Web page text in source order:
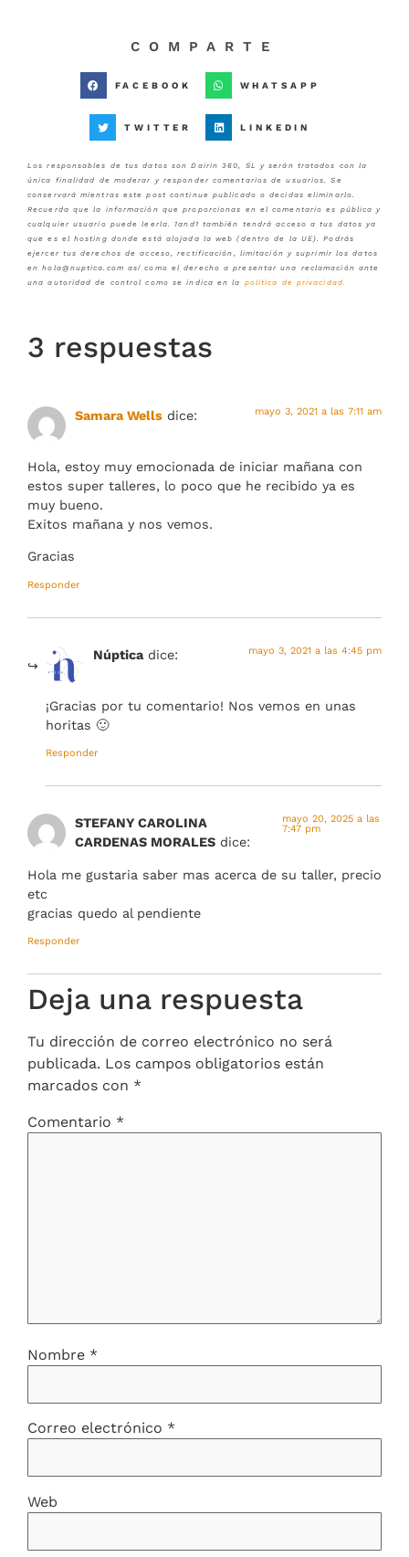
COMPARTE
FACEBOOK WHATSAPP
TWITTER LINKEDIN
Los responsables de tus datos son Dairin 360, SL y serán tratados con la
única finalidad de moderar y responder comentarios de usuarios. Se
conservará mientras este post continue publicado o decidas eliminarlo.
Recuerda que la información que proporcionas en el comentario es pública y
cualquier usuario puede leerla. 1and1 también tendrá acceso a tus datos ya
que es el hosting donde está alojada la web (dentro de la UE). Podrás
ejercer tus derechos de acceso, rectificación, limitación y suprimir los datos
en hola@nuptica.com así como el derecho a presentar una reclamación ante
una autoridad de control como se indica en la política de privacidad.
3 respuestas
Samara Wells dice: mayo 3, 2021 a las 7:11 am
Hola, estoy muy emocionada de iniciar mañana con
estos super talleres, lo poco que he recibido ya es
muy bueno.
Exitos mañana y nos vemos.
Gracias
Responder
Núptica dice: mayo 3, 2021 a las 4:45 pm
¡Gracias por tu comentario! Nos vemos en unas
horitas 🙂
Responder
STEFANY CAROLINA
CARDENAS MORALES dice:
mayo 20, 2025 a las
7:47 pm
Hola me gustaria saber mas acerca de su taller, precio
etc
gracias quedo al pendiente
Responder
Deja una respuesta
Tu dirección de correo electrónico no será
publicada. Los campos obligatorios están
marcados con *
Comentario *
Nombre *
Correo electrónico *
Web